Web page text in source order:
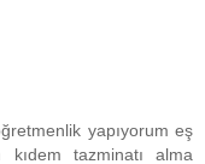
yapıyorum eş
kıdem tazminatı alma